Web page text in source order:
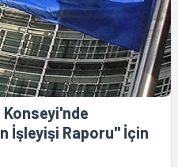
İşleyişi Raporu" İçin